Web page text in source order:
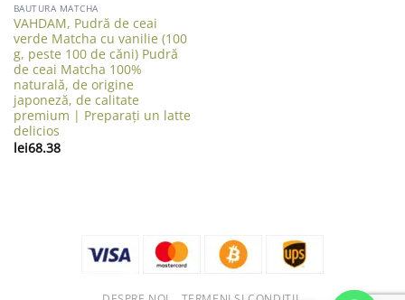
BAUTURA MATCHA
VAHDAM, Pudră de ceai
verde Matcha cu vanilie (100
g, peste 100 de căni) Pudră
de ceai Matcha 100%
naturală, de origine
japoneză, de calitate
premium | Preparați un latte
delicios
lei68.38